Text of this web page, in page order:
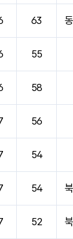
63
55
58
56
54
54
52